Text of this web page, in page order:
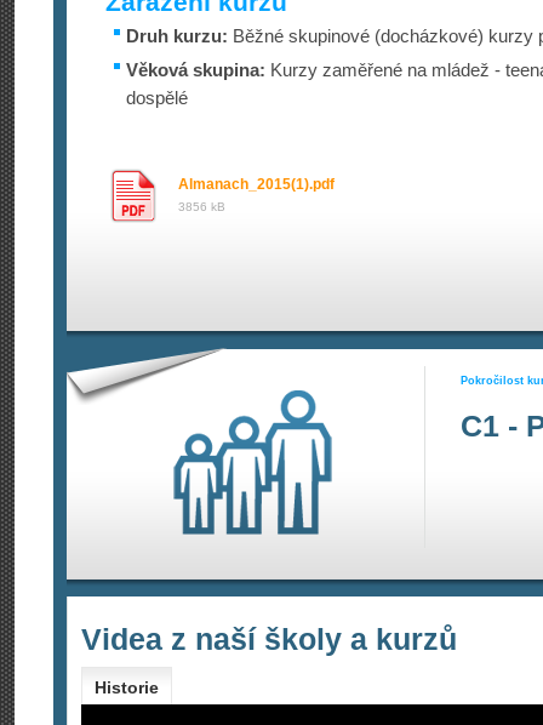
Druh kurzu: Běžné skupinové (docházkové) kurzy
Věková skupina: Kurzy zaměřené na mládež -
dospělé
Almanach_2015(1).pdf
3856 kB
Pokročilost
C1 -
Videa z naší školy a kurzů
Historie